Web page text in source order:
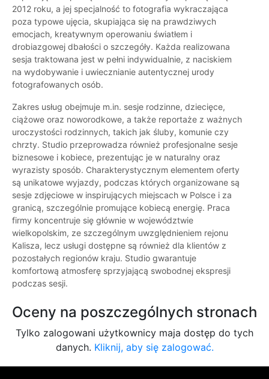
2012 roku, a jej specjalność to fotografia wykraczająca
poza typowe ujęcia, skupiająca się na prawdziwych
emocjach, kreatywnym operowaniu światłem i
drobiazgowej dbałości o szczegóły. Każda realizowana
sesja traktowana jest w pełni indywidualnie, z naciskiem
na wydobywanie i uwiecznianie autentycznej urody
fotografowanych osób.
Zakres usług obejmuje m.in. sesje rodzinne, dziecięce,
ciążowe oraz noworodkowe, a także reportaże z ważnych
uroczystości rodzinnych, takich jak śluby, komunie czy
chrzty. Studio przeprowadza również profesjonalne sesje
biznesowe i kobiece, prezentując je w naturalny oraz
wyrazisty sposób. Charakterystycznym elementem oferty
są unikatowe wyjazdy, podczas których organizowane są
sesje zdjęciowe w inspirujących miejscach w Polsce i za
granicą, szczególnie promujące kobiecą energię. Praca
firmy koncentruje się głównie w województwie
wielkopolskim, ze szczególnym uwzględnieniem rejonu
Kalisza, lecz usługi dostępne są również dla klientów z
pozostałych regionów kraju. Studio gwarantuje
komfortową atmosferę sprzyjającą swobodnej ekspresji
podczas sesji.
Oceny na poszczególnych stronach
Tylko zalogowani użytkownicy maja dostęp do tych
danych. Kliknij, aby się zalogować.